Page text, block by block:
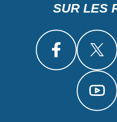
SUR LES